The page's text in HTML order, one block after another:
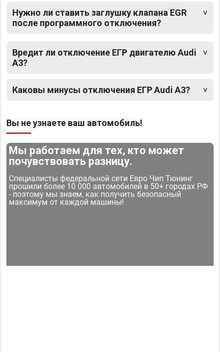
Нужно ли ставить заглушку клапана EGR
после программного отключения?
Вредит ли отключение ЕГР двигателю Audi
A3?
Каковы минусы отключения ЕГР Audi A3?
Вы не узнаете ваш автомобиль!
Мы работаем для тех, кто может
почувствовать разницу.
Специалисты федеральной сети Евро Чип Тюнинг
прошили более 10 000 автомобилей в 50+ городах РФ
- поэтому мы знаем, как получить безопасный
максимум от каждой машины!